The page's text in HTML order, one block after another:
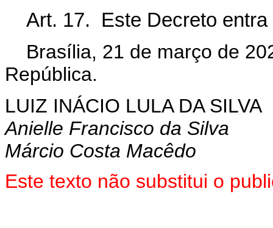
Art. 17. Este Decreto
Brasília, 21 de março de
República.
LUIZ INÁCIO LULA DA SILVA
Anielle Francisco da Silva
Márcio Costa Macêdo
Este texto não substitui o